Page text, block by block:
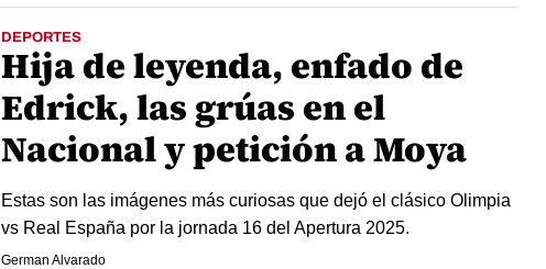
DEPORTES
Hija de leyenda, enfado de
Edrick, las grúas en el
Nacional y petición a Moya
Estas son las imágenes más curiosas que dejó el clásico Olimpia
vs Real España por la jornada 16 del Apertura 2025.
German Alvarado